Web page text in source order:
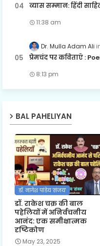
व्यास सम्मान: हिंदी
11:38 am
Dr. Mulla Adam Ali
प्रेमचंद पर कविताएँ :
8:13 pm
BAL PAHELIYAN
डॉ. नागेश पांडेय 'संजय'
डॉ. राकेश चक्र की बाल
पहेलियों में अनिर्वचनीय
आनंद: एक समीक्षात्मक
दृष्टिकोण
May 23, 2025